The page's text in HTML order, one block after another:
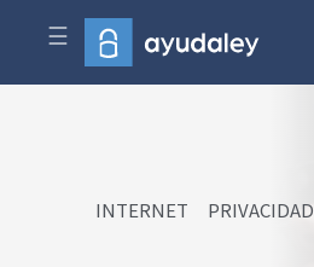
☰
INTERNET PRIVACIDAD